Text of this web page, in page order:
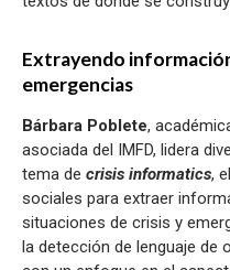
Extrayendo
emergencias
Bárbara Poblete,
asociada del IMFD, lidera
tema de crisis informatics,
sociales para extraer
situaciones de crisis y
la detección de lenguaje de